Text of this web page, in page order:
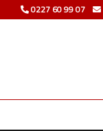
0227 60 99 07